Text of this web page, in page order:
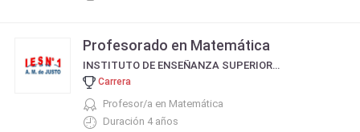
Profesorado en Matemática
INSTITUTO DE ENSEÑANZA SUPERIOR N° 01 - DRA. ALICIA MOREAU DE JUSTO
Carrera
Profesor/a en Matemática
Duración 4 años